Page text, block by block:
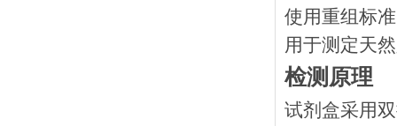
使用重组标
用于测定天
检测原理
试剂盒采用